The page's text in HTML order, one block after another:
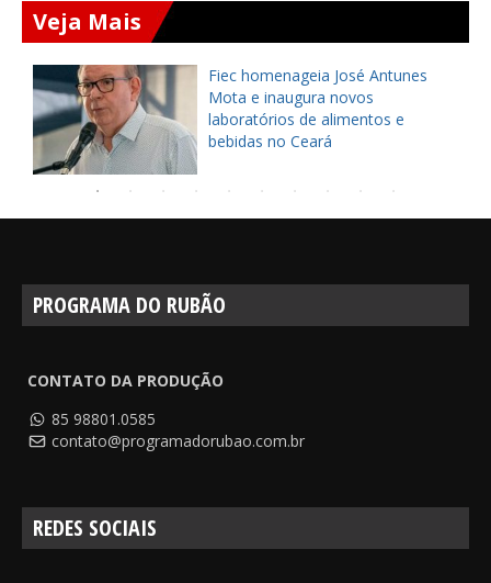
Veja Mais
Sistema Fecomércio Ceará reforça
candidatura da Chapada do Araripe
à Unesco em encontro com
ministro
PROGRAMA DO RUBÃO
CONTATO DA PRODUÇÃO
85 98801.0585
contato@programadorubao.com.br
REDES SOCIAIS